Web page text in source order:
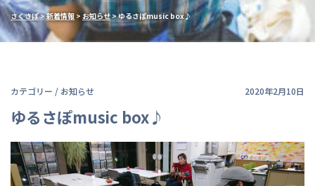
さくさぽ>新着情報> お知らせ>ゆるさぽmusic box♪
カテゴリー / お知らせ 2020年2月10日
ゆるさぽmusic box♪